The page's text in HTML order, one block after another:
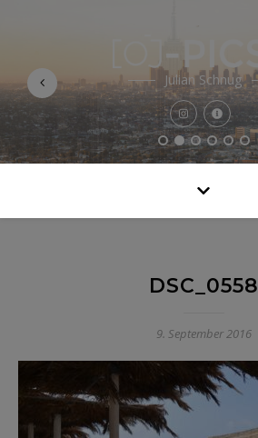
Julian Schnug
DSC_0558
9. September 2016